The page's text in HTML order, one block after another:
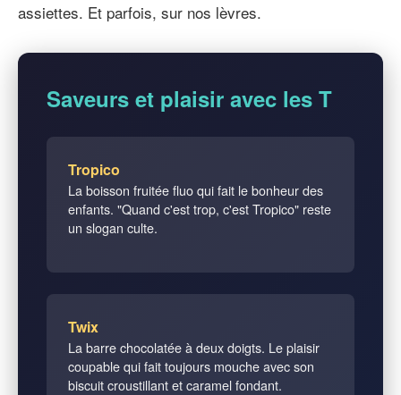
assiettes. Et parfois, sur nos lèvres.
Saveurs et plaisir avec les T
Tropico
La boisson fruitée fluo qui fait le bonheur des
enfants. "Quand c'est trop, c'est Tropico" reste
un slogan culte.
Twix
La barre chocolatée à deux doigts. Le plaisir
coupable qui fait toujours mouche avec son
biscuit croustillant et caramel fondant.